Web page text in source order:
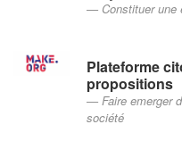
Constituer une
Plateforme
propositions
Faire emerger
société